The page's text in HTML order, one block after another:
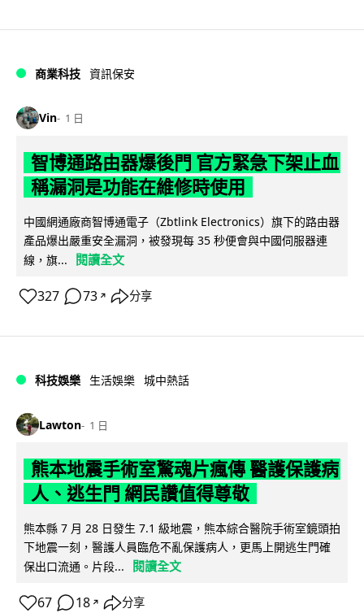
商業科技 資訊保安
Vin 1 日
智博通路由器爆後門 官方緊急下架止血
稱漏洞是功能在維修時使用
中國網通廠商智博通電子（Zbtlink Electronics）旗下的路由器
產品爆出嚴重安全漏洞，被發現每 35 秒便會與中國伺服器連
線，旗...
閱讀全文
327 73 ↗ 分享
科技娛樂 生活娛樂 城中熱話
Lawton 1 日
熊本地震手術室驚魂片瘋傳 醫護保護病
人、逃生門 網民讚值得尊敬
熊本縣 7 月 28 日發生 7.1 級地震，熊本綜合醫院手術室鏡頭拍
下地震一刻，醫護人員臨危不亂保護病人，更馬上開逃生門確
保出口流通。片段...
閱讀全文
67 18 ↗ 分享